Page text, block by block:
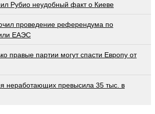
Рубио неудобный факт о Киеве
проведение референдума по
ЕАЭС
правые партии могут спасти Европу от
неработающих превысила 35 тыс. в